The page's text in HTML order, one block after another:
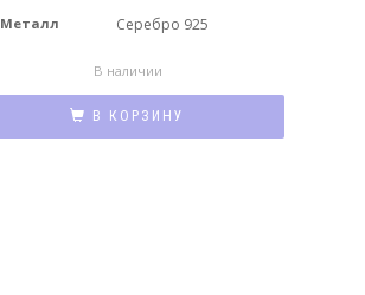
Металл Серебро 925
В наличии
В КОРЗИНУ